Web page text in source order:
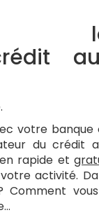
votre banque
du crédit
rapide et
activité.
Comment